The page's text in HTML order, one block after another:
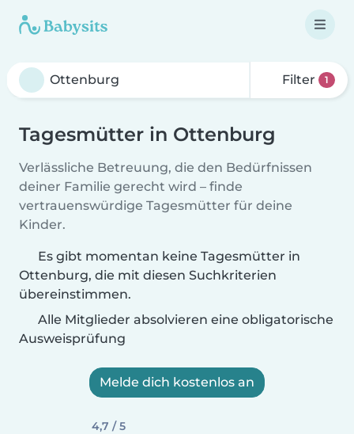
Filter 1
Tagesmütter in Ottenburg
Verlässliche Betreuung, die den Bedürfnissen
deiner Familie gerecht wird – finde
vertrauenswürdige Tagesmütter für deine
Kinder.
Es gibt momentan keine Tagesmütter in
Ottenburg, die mit diesen Suchkriterien
übereinstimmen.
Alle Mitglieder absolvieren eine obligatorische
Ausweisprüfung
Melde dich kostenlos an
4,7 / 5